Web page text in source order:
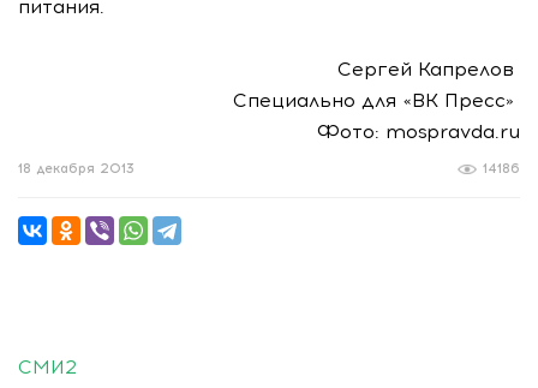
питания.
Сергей Капрелов
Специально для «ВК Пресс»
Фото: mospravda.ru
14186
18 декабря 2013
СМИ2